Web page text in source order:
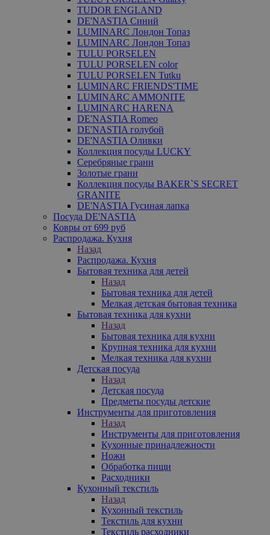
TUDOR ENGLAND
DE'NASTIA Синий
LUMINARC Лондон Топаз
LUMINARC Лондон Топаз
TULU PORSELEN
TULU PORSELEN color
TULU PORSELEN Tutku
LUMINARC FRIENDS'TIME
LUMINARC AMMONITE
LUMINARC HARENA
DE'NASTIA Romeo
DE'NASTIA голубой
DE'NASTIA Оливки
Коллекция посуды LUCKY
Серебряные грани
Золотые грани
Коллекция посуды BAKER`S SECRET
GRANITE
DE'NASTIA Гусиная лапка
Посуда DE'NASTIA
Ковры от 699 руб
Распродажа. Кухня
Назад
Распродажа. Кухня
Бытовая техника для детей
Назад
Бытовая техника для детей
Мелкая детская бытовая техника
Бытовая техника для кухни
Назад
Бытовая техника для кухни
Крупная техника для кухни
Мелкая техника для кухни
Детская посуда
Назад
Детская посуда
Предметы посуды детские
Инструменты для приготовления
Назад
Инструменты для приготовления
Кухонные принадлежности
Ножи
Обработка пищи
Расходники
Кухонный текстиль
Назад
Кухонный текстиль
Текстиль для кухни
Текстиль расходники